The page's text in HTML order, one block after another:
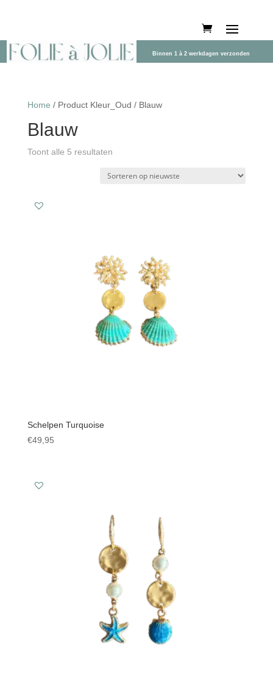
Binnen 1 à 2 werkdagen verzonden
Home / Product Kleur_Oud / Blauw
Blauw
Toont alle 5 resultatenGesorteerd
nieuwste
Schelpen Turquoise
€49,95